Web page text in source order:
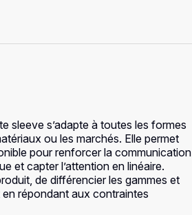
sleeve s’adapte à toutes les formes
ou les marchés. Elle permet
pour renforcer la communication
et capter l’attention en linéaire.
de différencier les gammes et
en répondant aux contraintes